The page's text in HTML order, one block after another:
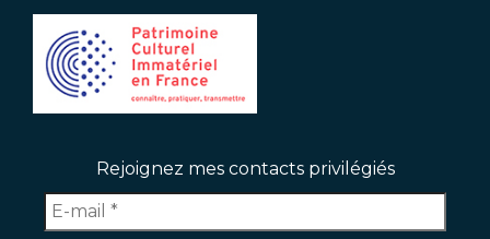
Rejoignez mes contacts privilégiés